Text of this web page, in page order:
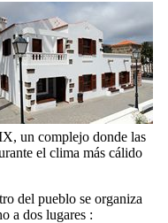
un complejo donde las
el clima más cálido
del pueblo se organiza
a dos lugares :